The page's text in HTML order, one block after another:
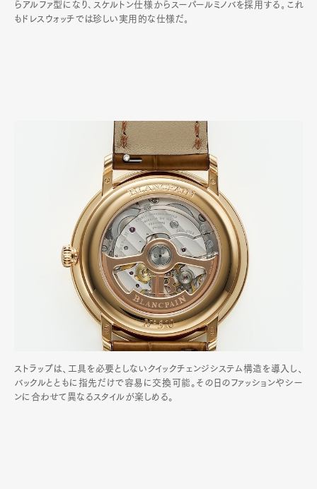
らアルファ型になり､スケルトン仕様からスーパールミノバを採用する｡これ
もドレスウォッチでは珍しい実用的な仕様だ｡
ストラップは、工具を必要としないクイックチェンジシステム構造を導入し、
バックルとともに指先だけで容易に交換可能。その日のファッションやシー
ンに合わせて異なるスタイルが楽しめる。